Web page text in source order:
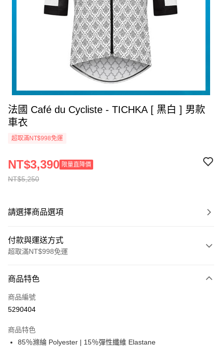
法國 Café du Cycliste - TICHKA [ 黑白 ] 男款
車衣
超取滿NT$998免運
NT$5,250
NT$3,390 限量直降價
請選擇商品選項
付款與運送方式
超取滿NT$998免運
信用卡一次付款
信用卡分期付款
合作金庫商業銀行
華南商業銀行
彰化商業銀行
超商取貨付款
商品特色
商品編號
5290404
商品特色
85％滌綸 Polyester | 15％彈性纖維 Elastane